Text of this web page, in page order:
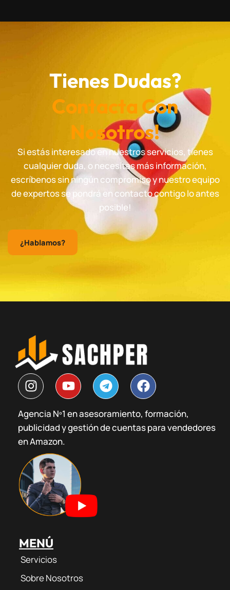
Tienes Dudas?
Contacta Con
Nosotros!
Si estás interesado en nuestros servicios, tienes
cualquier duda, o necesitas más información,
escríbenos sin ningún compromiso y nuestro equipo
de expertos se pondrá en contacto contigo lo antes
posible!
¿Hablamos?
I
n
s
t
a
g
r
a
m
Y
o
u
t
u
e
T
e
l
e
g
F
a
c
e
b
Agencia Nº1 en asesoramiento, formación,
publicidad y gestión de cuentas para vendedores
en Amazon.
MENÚ
Servicios
Sobre Nosotros